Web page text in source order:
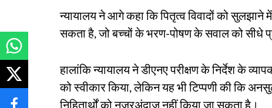
न्यायालय ने आगे कहा कि पितृत्व विवादों को
सकता है, जो बच्चों के भरण-पोषण के सवाल को सीधे
हालांकि न्यायालय ने डीएनए परीक्षण के निर्देश के
को स्वीकार किया, लेकिन यह भी टिप्पणी की कि
निहितार्थों को नजरअंदाज नहीं किया जा सकता है।